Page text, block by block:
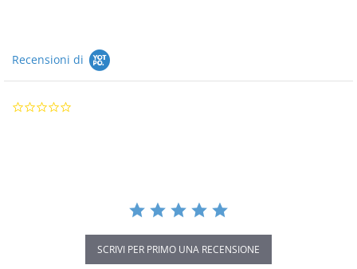
Recensioni di
SCRIVI PER PRIMO UNA RECENSIONE